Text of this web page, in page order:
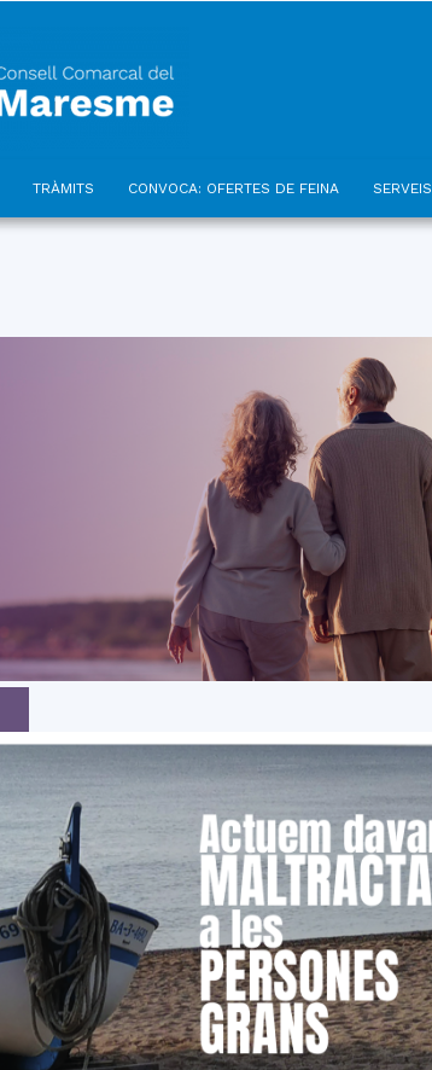
TRÀMITS CONVOCA: OFERTES DE FEINA SERVEIS